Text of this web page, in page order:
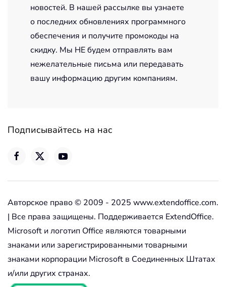
новостей. В нашей рассылке вы узнаете
о последних обновлениях программного
обеспечения и получите промокоды на
скидку. Мы НЕ будем отправлять вам
нежелательные письма или передавать
вашу информацию другим компаниям.
Подписывайтесь на нас
Авторское право © 2009 - 2025 www.extendoffice.com.
| Все права защищены. Поддерживается ExtendOffice.
Microsoft и логотип Office являются товарными
знаками или зарегистрированными товарными
знаками корпорации Microsoft в Соединенных Штатах
и/или других странах.